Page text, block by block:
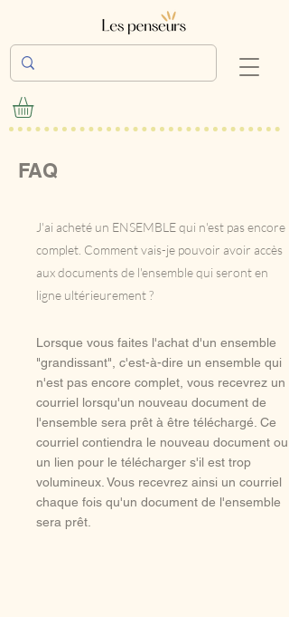
FAQ
J'ai acheté un ENSEMBLE qui n'est pas encore
complet. Comment vais-je pouvoir avoir accès
aux documents de l'ensemble qui seront en
ligne ultérieurement ?
Lorsque vous faites l'achat d'un ensemble
"grandissant", c'est-à-dire un ensemble qui
n'est pas encore complet, vous recevrez un
courriel lorsqu'un nouveau document de
l'ensemble sera prêt à être téléchargé. Ce
courriel contiendra le nouveau document ou
un lien pour le télécharger s'il est trop
volumineux. Vous recevrez ainsi un courriel
chaque fois qu'un document de l'ensemble
sera prêt.